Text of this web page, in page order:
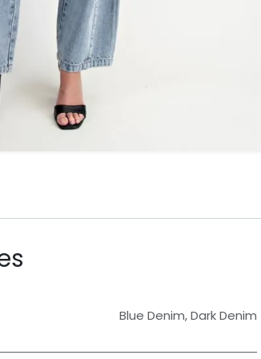
Blue Denim,Dark Denim